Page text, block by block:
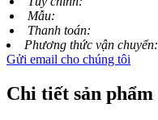
Mẫu:
Thanh toán:
Phương thức vận chuyển:
Gửi email cho chúng tôi
Chi tiết sản phẩm